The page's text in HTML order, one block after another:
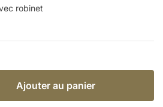
robinet
Ajouter au panier